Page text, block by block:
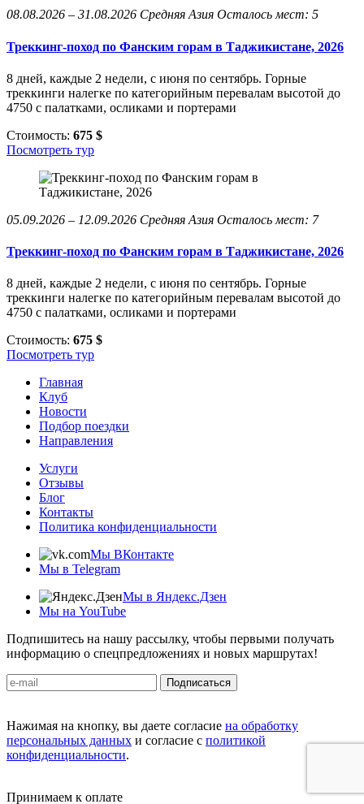
08.08.2026 – 31.08.2026 Средняя Азия Осталось мест: 5
Треккинг-поход по Фанским горам в Таджикистане, 2026
8 дней, каждые 2 недели, с июня по сентябрь. Горные
треккинги налегке по категорийным перевалам высотой до
4750 с палатками, осликами и портерами
Стоимость: 675 $
Посмотреть тур
05.09.2026 – 12.09.2026 Средняя Азия Осталось мест: 7
Треккинг-поход по Фанским горам в Таджикистане, 2026
8 дней, каждые 2 недели, с июня по сентябрь. Горные
треккинги налегке по категорийным перевалам высотой до
4750 с палатками, осликами и портерами
Стоимость: 675 $
Посмотреть тур
Главная
Клуб
Новости
Подбор поездки
Направления
Услуги
Отзывы
Блог
Контакты
Политика конфиденциальности
Мы ВКонтакте
Мы в Telegram
Мы в Яндекс.Дзен
Мы на YouTube
Подпишитесь на нашу рассылку, чтобы первыми получать
информацию о спецпредложениях и новых маршрутах!
Подписаться
Нажимая на кнопку, вы даете согласие на обработку
персональных данных и согласие с политикой
конфиденциальности.
Принимаем к оплате